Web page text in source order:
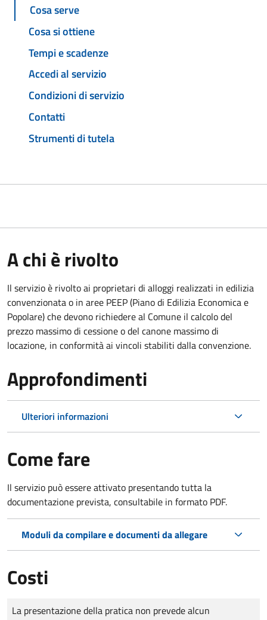
Cosa serve
Cosa si ottiene
Tempi e scadenze
Accedi al servizio
Condizioni di servizio
Contatti
Strumenti di tutela
A chi è rivolto
Il servizio è rivolto ai proprietari di alloggi realizzati in edilizia
convenzionata o in aree PEEP (Piano di Edilizia Economica e
Popolare) che devono richiedere al Comune il calcolo del
prezzo massimo di cessione o del canone massimo di
locazione, in conformità ai vincoli stabiliti dalla convenzione.
Approfondimenti
Ulteriori informazioni
Come fare
Il servizio può essere attivato presentando tutta la
documentazione prevista, consultabile in formato PDF.
Moduli da compilare e documenti da allegare
Costi
Tipo di pagamento
Importo
La presentazione della pratica non prevede alcun